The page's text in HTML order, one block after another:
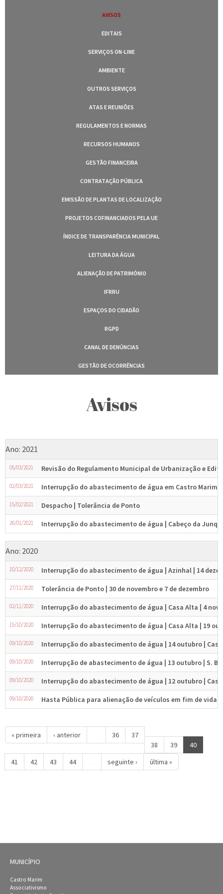
AVISOS
EDITAIS
SERVIÇOS ON-LINE
AMBIENTE
OUTROS SERVIÇOS
ATAS E REUNIÕES
REGULAMENTOS E NORMAS
RECURSOS HUMANOS
GESTÃO FINANCEIRA
CONTRATAÇÃO PÚBLICA
EMISSÃO DE PLANTAS DE LOCALIZAÇÃO
PROJETOS COFINANCIADOS PELA UE
ÍNDICE DE TRANSPARÊNCIA MUNICIPAL
LEITURA DA ÁGUA
ALIENAÇÃO DE PATRIMÓNIO
IFRRU
ESPAÇOS DO CIDADÃO
RGPD
CANAL DE DENÚNCIAS
GESTÃO DE OCORRÊNCIAS
Avisos
Ano: 2021
05/03/2021 Revisão do Regulamento Municipal de Urbanização e
02/03/2021 Interrupção do abastecimento de água em Castro Marim |
15/02/2021 Despacho | Tolerância de Ponto
26/01/2021 Interrupção do abastecimento de água | Cabeço da
Ano: 2020
10/12/2020 Interrupção do abastecimento de água | Azinhal | 14
27/11/2020 Tolerância de Ponto | 30 de novembro e 7 de dezembro
02/11/2020 Interrupção do abastecimento de água | Casa Alta | 4
15/10/2020 Interrupção do abastecimento de água | Casa Alta | 19
09/10/2020 Interrupção do abastecimento de água | 14 outubro |
09/10/2020 Interrupção de abastecimento de água | 13 outubro | S.
09/10/2020 Interrupção do abastecimento de água | 12 outubro |
09/10/2020 Hasta Pública para alienação de veículos em fim de vida
« primeira ‹ anterior 36
37
38
39
40
41
42 43 44 seguinte › última »
MUNICÍPIO
Castro Marim
Associativismo